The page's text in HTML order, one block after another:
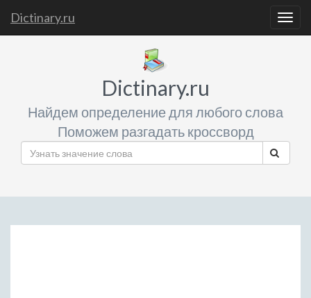
Dictinary.ru
Dictinary.ru
Найдем определение для любого слова
Поможем разгадать кроссворд